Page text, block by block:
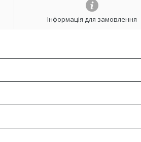
Інформація для замовлення